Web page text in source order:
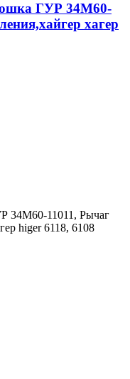
ГУР 34M60-
хагер
34M60-11011, Рычаг
higer 6118, 6108